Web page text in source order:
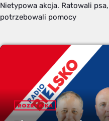
Nietypowa akcja. Ratowali
potrzebowali pomocy
ROZRYWKA